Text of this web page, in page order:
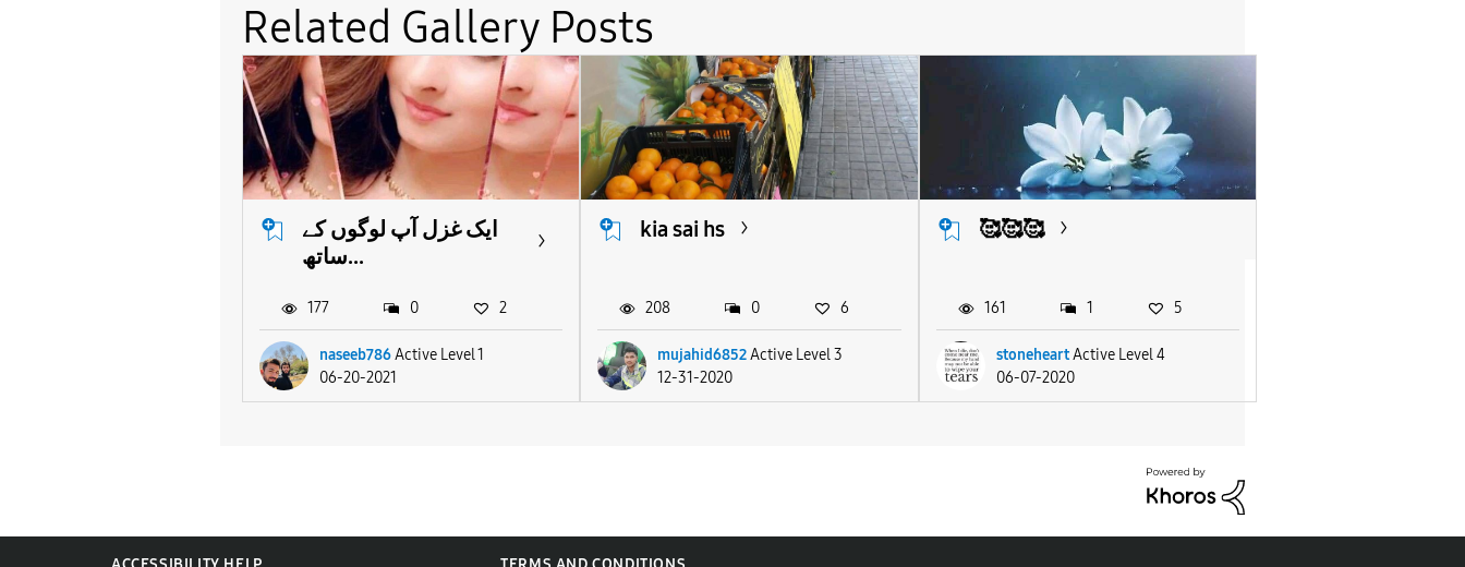
Related Gallery Posts
ایک غزل آپ لوگوں کے
ساتھ...
naseeb786Active Level 1
06-20-2021
177 0 2
kia sai hs
mujahid6852Active Level 3
12-31-2020
208 0 6
🥰🥰🥰
stoneheartActive Level 4
06-07-2020
161 1 5